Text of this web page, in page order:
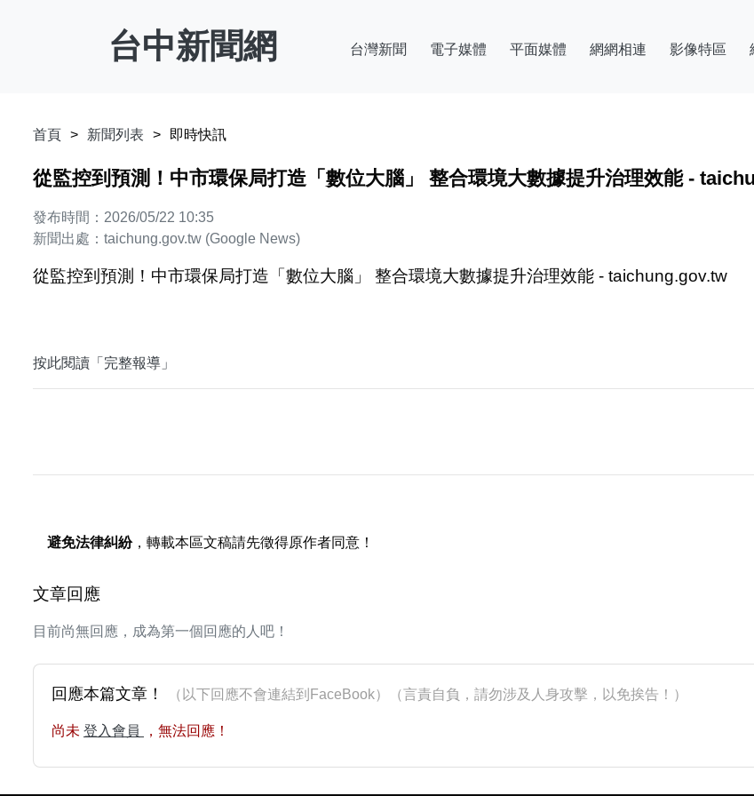
台中新聞網 台灣新聞 電子媒體 平面媒體 網網相連 影像特區
首頁 新聞列表 即時快訊
從監控到預測！中市環保局打造「數位大腦」 整合環境大數據提升治理效能 -
發布時間：2026/05/22 10:35
新聞出處：taichung.gov.tw (Google News)
從監控到預測！中市環保局打造「數位大腦」 整合環境大數據提升治理效能 - taichung.gov.tw
按此閱讀「完整報導」
避免法律糾紛，轉載本區文稿請先徵得原作者同意！
文章回應
目前尚無回應，成為第一個回應的人吧！
回應本篇文章！ （以下回應不會連結到FaceBook）（言責自負，請勿涉及人身攻擊，以免挨告！）
尚未 登入會員 ，無法回應！